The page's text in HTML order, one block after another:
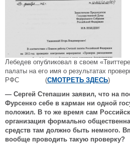
Лебедев опубликовал в своем
палаты на его имя о результатах
РФС (СМОТРЕТЬ ЗДЕСЬ)
— Сергей Степашин заявил, что на
Фурсенко себе в карман ни одной
положил. В то же время сам
организация формально
средств там должно быть немного.
вообще проводить такую проверку?